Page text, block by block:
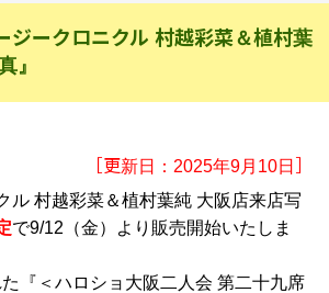
ジークロニクル 村越彩菜＆植村葉
』
［更新日：2025年9月10日］
ル 村越彩菜＆植村葉純 大阪店来店写
で9/12（金）より販売開始いたしま
『＜ハロショ大阪二人会 第二十九席